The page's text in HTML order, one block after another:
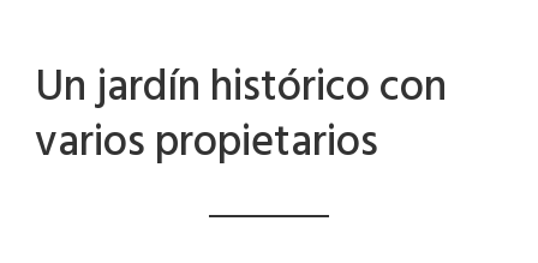
Un jardín histórico con
varios propietarios